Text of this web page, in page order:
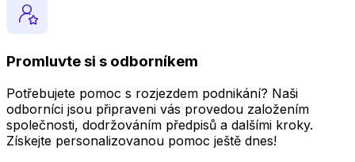
Promluvte si s odborníkem
Potřebujete pomoc s rozjezdem podnikání? Naši
odborníci jsou připraveni vás provedou založením
společnosti, dodržováním předpisů a dalšími kroky.
Získejte personalizovanou pomoc ještě dnes!